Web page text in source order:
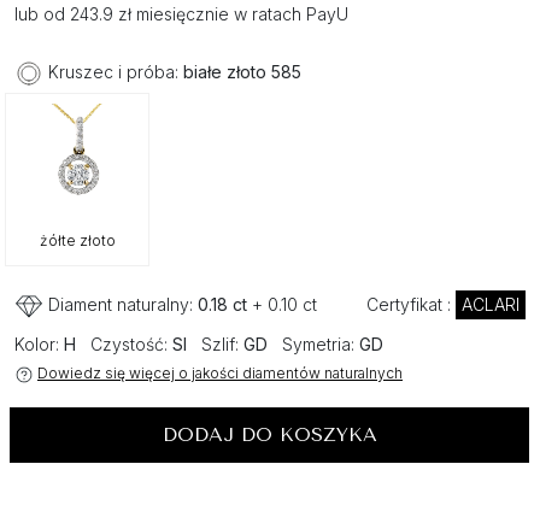
lub od 243.9 zł miesięcznie w ratach PayU
Kruszec i próba: białe złoto 585
żółte złoto
Diament naturalny: 0.18 ct + 0.10 ct Certyfikat : ACLARI
Kolor: H Czystość: SI Szlif: GD Symetria: GD
Dowiedz się więcej o jakości diamentów naturalnych
DODAJ DO KOSZYKA